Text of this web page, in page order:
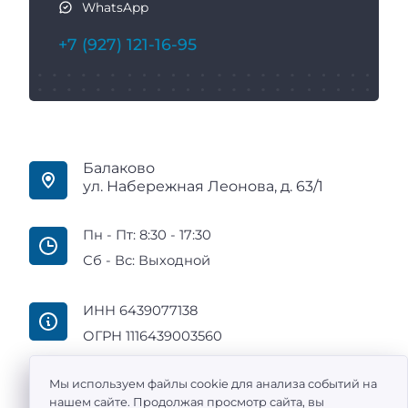
WhatsApp
+7 (927) 121-16-95
Балаково
ул. Набережная Леонова, д. 63/1
Пн - Пт: 8:30 - 17:30
Сб - Вс: Выходной
ИНН 6439077138
ОГРН 1116439003560
Мы используем файлы cookie для анализа событий на
нашем сайте. Продолжая просмотр сайта, вы